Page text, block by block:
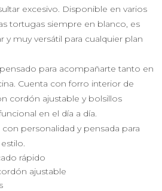
excesivo. Disponible en varios
tortugas siempre en blanco, es
y muy versátil para cualquier plan
para acompañarte tanto en
Cuenta con forro interior de
cordón ajustable y bolsillos
en el día a día.
personalidad y pensada para
rápido
ajustable